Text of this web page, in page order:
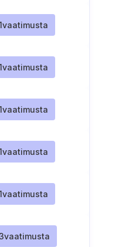
vaatimusta
vaatimusta
vaatimusta
vaatimusta
vaatimusta
vaatimusta